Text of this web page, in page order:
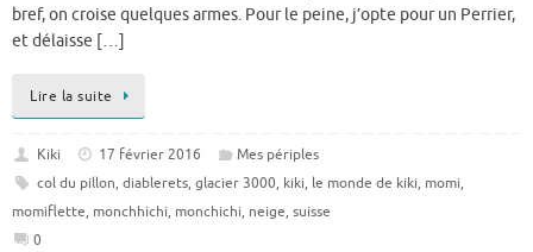
bref, on croise quelques armes. Pour le peine, j’opte pour un Perrier,
et délaisse […]
Lire la suite
Kiki 17 février 2016
Mes périples
col du pillon, diablerets, glacier 3000, kiki, le monde de kiki, momi,
momiflette, monchhichi, monchichi, neige, suisse
0